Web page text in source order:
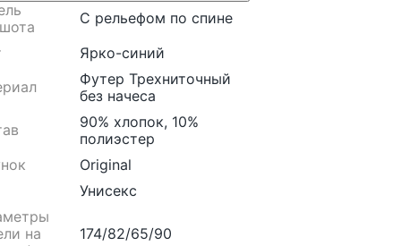
С рельефом по спине
Ярко-синий
Футер Трехниточный
без начеса
90% хлопок, 10%
полиэстер
Original
Унисекс
на
174/82/65/90